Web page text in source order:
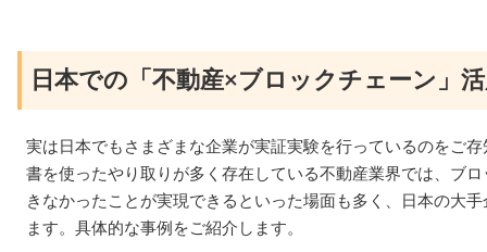
日本での「不動産×ブロックチェーン」
実は日本でもさまざまな企業が実証実験を行っているのをご
書を使ったやり取りが多く存在している不動産業界では、ブ
きなかったことが実現できるといった場面も多く、日本の大
ます。具体的な事例をご紹介します。